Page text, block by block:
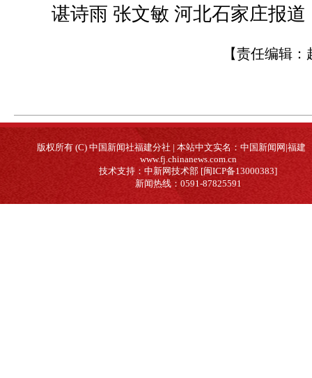
谌诗雨 张文敏 河北石家庄报道
【责任编辑：
版权所有 (C) 中国新闻社福建分社 | 本站中文实名：中国新闻网|福建
www.fj.chinanews.com.cn
技术支持：中新网技术部 [闽ICP备13000383]
新闻热线：0591-87825591